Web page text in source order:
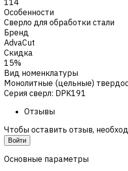
Особенности
Сверло для обработки стали
Бренд
AdvaCut
Скидка
15%
Вид номенклатуры
Монолитные (цельные)
Серия сверл: DPK191
Отзывы
Чтобы оставить отзыв,
Войти
Основные параметры